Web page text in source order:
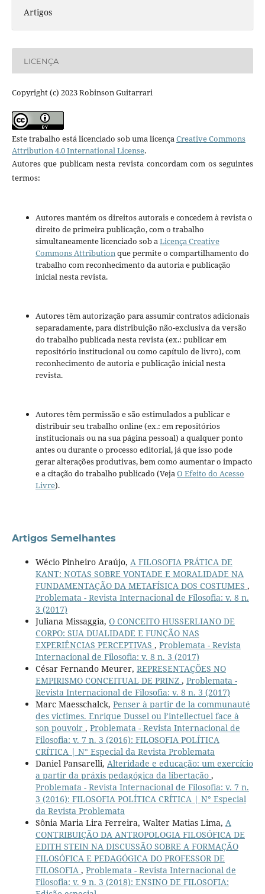
Artigos
LICENÇA
Copyright (c) 2023 Robinson Guitarrari
Este trabalho está licenciado sob uma licençaCreative Commons
Attribution 4.0 International License.
Autores que publicam nesta revista concordam com os seguintes
termos:
Autores mantém os direitos autorais e concedem à revista o
direito de primeira publicação, com o trabalho
simultaneamente licenciado sob a Licença Creative
Commons Attribution que permite o compartilhamento do
trabalho com reconhecimento da autoria e publicação
inicial nesta revista.
Autores têm autorização para assumir contratos adicionais
separadamente, para distribuição não-exclusiva da versão
do trabalho publicada nesta revista (ex.: publicar em
repositório institucional ou como capítulo de livro), com
reconhecimento de autoria e publicação inicial nesta
revista.
Autores têm permissão e são estimulados a publicar e
distribuir seu trabalho online (ex.: em repositórios
institucionais ou na sua página pessoal) a qualquer ponto
antes ou durante o processo editorial, já que isso pode
gerar alterações produtivas, bem como aumentar o impacto
e a citação do trabalho publicado (Veja O Efeito do Acesso
Livre).
Artigos Semelhantes
Wécio Pinheiro Araújo, A FILOSOFIA PRÁTICA DE
KANT: NOTAS SOBRE VONTADE E MORALIDADE NA
FUNDAMENTAÇÃO DA METAFÍSICA DOS COSTUMES ,
Problemata - Revista Internacional de Filosofia: v. 8 n.
3 (2017)
Juliana Missaggia, O CONCEITO HUSSERLIANO DE
CORPO: SUA DUALIDADE E FUNÇÃO NAS
EXPERIÊNCIAS PERCEPTIVAS , Problemata - Revista
Internacional de Filosofia: v. 8 n. 3 (2017)
César Fernando Meurer, REPRESENTAÇÕES NO
EMPIRISMO CONCEITUAL DE PRINZ , Problemata -
Revista Internacional de Filosofia: v. 8 n. 3 (2017)
Marc Maesschalck, Penser à partir de la communauté
des victimes. Enrique Dussel ou l’intellectuel face à
son pouvoir , Problemata - Revista Internacional de
Filosofia: v. 7 n. 3 (2016): FILOSOFIA POLÍTICA
CRÍTICA | N° Especial da Revista Problemata
Daniel Pansarelli, Alteridade e educação: um exercício
a partir da práxis pedagógica da libertação ,
Problemata - Revista Internacional de Filosofia: v. 7 n.
3 (2016): FILOSOFIA POLÍTICA CRÍTICA | N° Especial
da Revista Problemata
Sônia Maria Lira Ferreira, Walter Matias Lima, A
CONTRIBUIÇÃO DA ANTROPOLOGIA FILOSÓFICA DE
EDITH STEIN NA DISCUSSÃO SOBRE A FORMAÇÃO
FILOSÓFICA E PEDAGÓGICA DO PROFESSOR DE
FILOSOFIA , Problemata - Revista Internacional de
Filosofia: v. 9 n. 3 (2018): ENSINO DE FILOSOFIA: